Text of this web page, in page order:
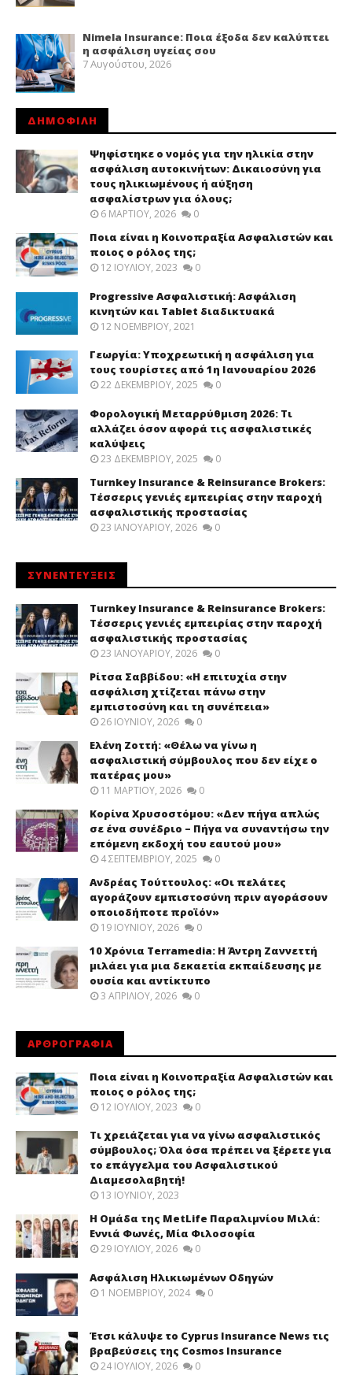
Nimela Insurance: Ποια έξοδα δεν καλύπτει
η ασφάλιση υγείας σου
7 Αυγούστου, 2026
ΔΗΜΟΦΙΛΗ
Ψηφίστηκε ο νομός για την ηλικία στην
ασφάλιση αυτοκινήτων: Δικαιοσύνη για
τους ηλικιωμένους ή αύξηση
ασφαλίστρων για όλους;
6 ΜΑΡΤΊΟΥ, 2026 0
Ποια είναι η Κοινοπραξία Ασφαλιστών και
ποιος ο ρόλος της;
12 ΙΟΥΛΊΟΥ, 2023 0
Progressive Ασφαλιστική: Ασφάλιση
κινητών και Tablet διαδικτυακά
12 ΝΟΕΜΒΡΊΟΥ, 2021
Γεωργία: Υποχρεωτική η ασφάλιση για
τους τουρίστες από 1η Ιανουαρίου 2026
22 ΔΕΚΕΜΒΡΊΟΥ, 2025 0
Φορολογική Μεταρρύθμιση 2026: Τι
αλλάζει όσον αφορά τις ασφαλιστικές
καλύψεις
23 ΔΕΚΕΜΒΡΊΟΥ, 2025 0
Turnkey Insurance & Reinsurance Brokers:
Τέσσερις γενιές εμπειρίας στην παροχή
ασφαλιστικής προστασίας
23 ΙΑΝΟΥΑΡΊΟΥ, 2026 0
ΣΥΝΕΝΤΕΥΞΕΙΣ
Turnkey Insurance & Reinsurance Brokers:
Τέσσερις γενιές εμπειρίας στην παροχή
ασφαλιστικής προστασίας
23 ΙΑΝΟΥΑΡΊΟΥ, 2026 0
Ρίτσα Σαββίδου: «Η επιτυχία στην
ασφάλιση χτίζεται πάνω στην
εμπιστοσύνη και τη συνέπεια»
26 ΙΟΥΝΊΟΥ, 2026 0
Ελένη Ζοττή: «Θέλω να γίνω η
ασφαλιστική σύμβουλος που δεν είχε ο
πατέρας μου»
11 ΜΑΡΤΊΟΥ, 2026 0
Κορίνα Χρυσοστόμου: «Δεν πήγα απλώς
σε ένα συνέδριο – Πήγα να συναντήσω την
επόμενη εκδοχή του εαυτού μου»
4 ΣΕΠΤΕΜΒΡΊΟΥ, 2025 0
Ανδρέας Τούττουλος: «Οι πελάτες
αγοράζουν εμπιστοσύνη πριν αγοράσουν
οποιοδήποτε προϊόν»
19 ΙΟΥΝΊΟΥ, 2026 0
10 Χρόνια Terramedia: Η Άντρη Ζαννεττή
μιλάει για μια δεκαετία εκπαίδευσης με
ουσία και αντίκτυπο
3 ΑΠΡΙΛΊΟΥ, 2026 0
ΑΡΘΡΟΓΡΑΦΙΑ
Ποια είναι η Κοινοπραξία Ασφαλιστών και
ποιος ο ρόλος της;
12 ΙΟΥΛΊΟΥ, 2023 0
Τι χρειάζεται για να γίνω ασφαλιστικός
σύμβουλος; Όλα όσα πρέπει να ξέρετε για
το επάγγελμα του Ασφαλιστικού
Διαμεσολαβητή!
13 ΙΟΥΝΊΟΥ, 2023
Η Ομάδα της MetLife Παραλιμνίου Μιλά:
Εννιά Φωνές, Μία Φιλοσοφία
29 ΙΟΥΛΊΟΥ, 2026 0
Ασφάλιση Ηλικιωμένων Οδηγών
1 ΝΟΕΜΒΡΊΟΥ, 2024 0
Έτσι κάλυψε το Cyprus Insurance News τις
βραβεύσεις της Cosmos Insurance
24 ΙΟΥΛΊΟΥ, 2026 0